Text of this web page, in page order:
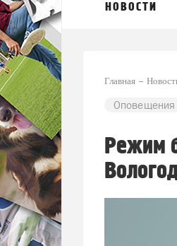
НОВОСТИ
Главная
Оповещения
Режим